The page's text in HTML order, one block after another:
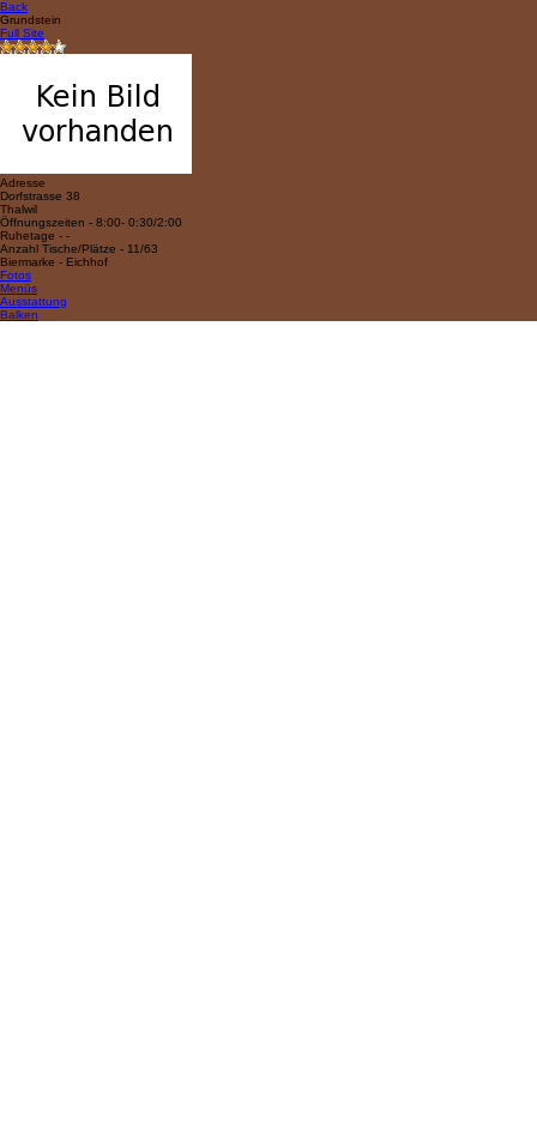
Back
Grundstein
Full Site
Adresse
Dorfstrasse 38
Thalwil
Öffnungszeiten - 8:00- 0:30/2:00
Ruhetage - -
Anzahl Tische/Plätze - 11/63
Biermarke - Eichhof
Fotos
Menüs
Ausstattung
Balken